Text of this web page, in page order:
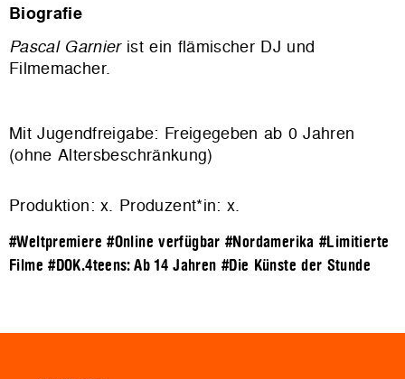
Biografie
Pascal Garnierist ein flämischer DJ und
Filmemacher.
Mit Jugendfreigabe: Freigegeben ab 0 Jahren
(ohne Altersbeschränkung)
Produktion: x. Produzent*in: x.
#Weltpremiere #Online verfügbar #Nordamerika #Limitierte
Filme #DOK.4teens: Ab 14 Jahren #Die Künste der Stunde